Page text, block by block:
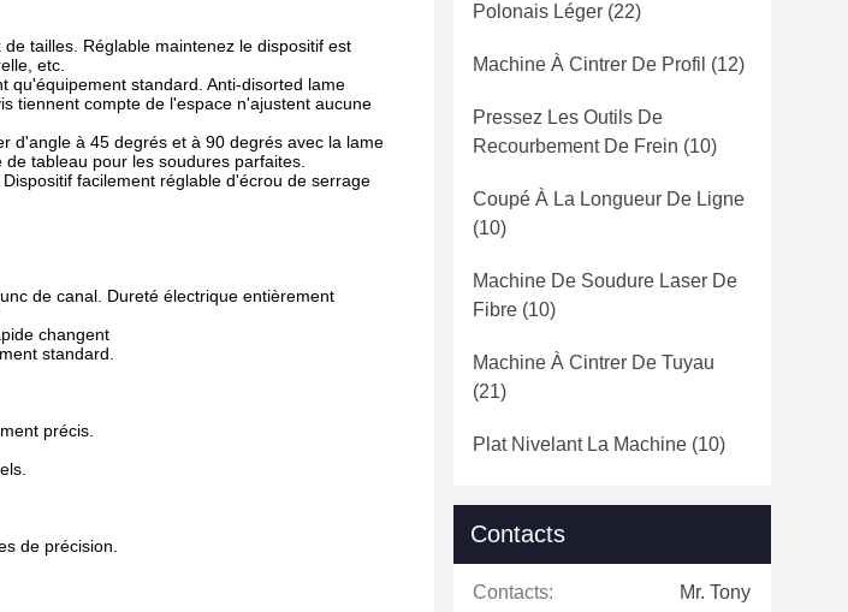
tailles. Réglable maintenez le dispositif est
etc.
qu'équipement standard. Anti-disorted lame
tiennent compte de l'espace n'ajustent aucune
d'angle à 45 degrés et à 90 degrés avec la lame
tableau pour les soudures parfaites.
facilement réglable d'écrou de serrage
de canal. Dureté électrique entièrement
changent
standard.
précis.
de précision.
Polonais Léger (22)
Machine À Cintrer De Profil (12)
Pressez Les Outils De
Recourbement De Frein (10)
Coupé À La Longueur De Ligne
(10)
Machine De Soudure Laser De
Fibre (10)
Machine À Cintrer De Tuyau
(21)
Plat Nivelant La Machine (10)
Contacts
Contacts: Mr. Tony